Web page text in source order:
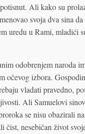
Ali kako su
svoja dva sina
uredu u Rami, mladići
odobrenjem naroda
očevog izbora.
vladati pravedno,
Ali Samuelovi
se nisu obazirali
čist, nesebičan život